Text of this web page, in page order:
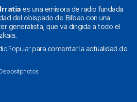
es una emisora de radio fundada
del obispado de Bilbao con una
generalista, que va dirigida a todo el
para comentar la actualidad de